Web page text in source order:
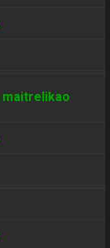
maitrelikao